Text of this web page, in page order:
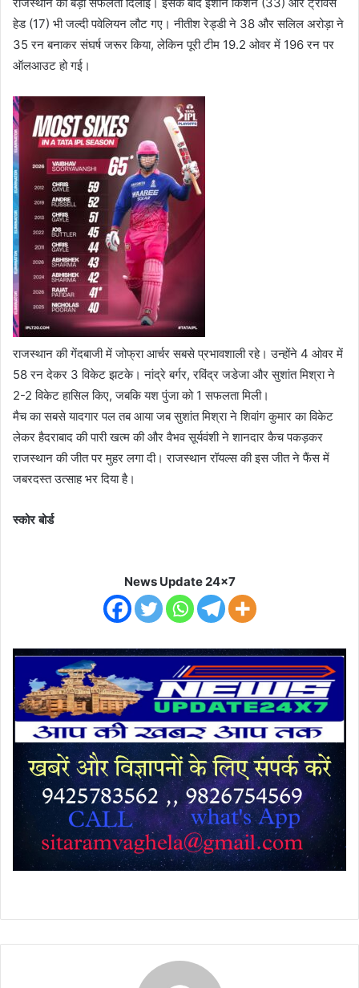
हेड (17) भी जल्दी पवेलियन लौट गए। नीतीश रेड्डी ने 38 और सलिल अरोड़ा ने
35 रन बनाकर संघर्ष जरूर किया, लेकिन पूरी टीम 19.2 ओवर में 196 रन पर
ऑलआउट हो गई।
राजस्थान की गेंदबाजी में जोफ्रा आर्चर सबसे प्रभावशाली रहे। उन्होंने 4 ओवर में
58 रन देकर 3 विकेट झटके। नांद्रे बर्गर, रविंद्र जडेजा और सुशांत मिश्रा ने
2-2 विकेट हासिल किए, जबकि यश पुंजा को 1 सफलता मिली।
मैच का सबसे यादगार पल तब आया जब सुशांत मिश्रा ने शिवांग कुमार का विकेट
लेकर हैदराबाद की पारी खत्म की और वैभव सूर्यवंशी ने शानदार कैच पकड़कर
राजस्थान की जीत पर मुहर लगा दी। राजस्थान रॉयल्स की इस जीत ने फैंस में
जबरदस्त उत्साह भर दिया है।
स्कोर बोर्ड
News Update 24x7